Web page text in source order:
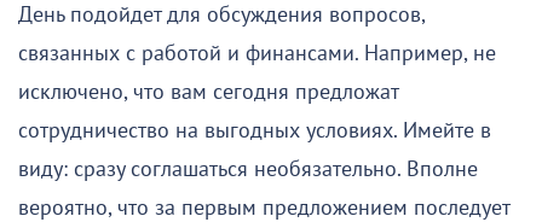
День подойдет для обсуждения вопросов,
связанных с работой и финансами. Например, не
исключено, что вам сегодня предложат
сотрудничество на выгодных условиях. Имейте в
виду: сразу соглашаться необязательно. Вполне
вероятно, что за первым предложением последует